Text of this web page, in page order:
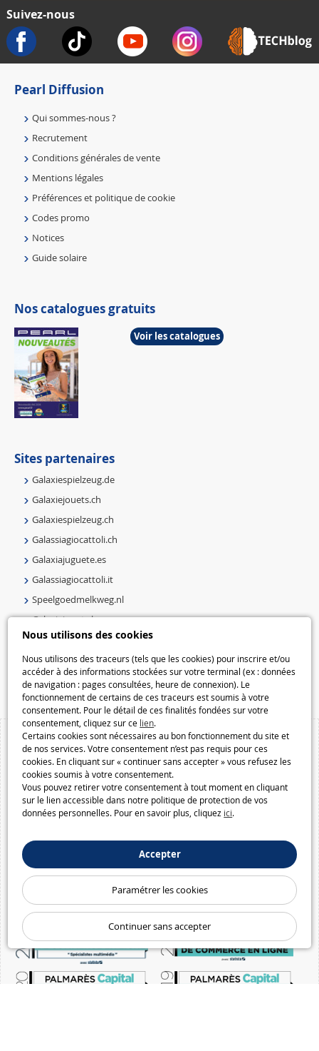
Nous utilisons des cookies
Nous utilisons des traceurs (tels que les cookies) pour inscrire et/ou
accéder à des informations stockées sur votre terminal (ex : données
de navigation : pages consultées, heure de connexion). Le
fonctionnement de certains de ces traceurs est soumis à votre
consentement. Pour le détail de ces finalités fondées sur votre
consentement, cliquez sur ce lien.
Certains cookies sont nécessaires au bon fonctionnement du site et
de nos services. Votre consentement n’est pas requis pour ces
cookies. En cliquant sur « continuer sans accepter » vous refusez les
cookies soumis à votre consentement.
Vous pouvez retirer votre consentement à tout moment en cliquant
sur le lien accessible dans notre politique de protection de vos
données personnelles. Pour en savoir plus, cliquez ici.
Accepter
Paramétrer les cookies
Continuer sans accepter
Suivez-nous
Pearl Diffusion
Qui sommes-nous ?
Recrutement
Conditions générales de vente
Mentions légales
Préférences et politique de cookie
Codes promo
Notices
Guide solaire
Nos catalogues gratuits
Voir les catalogues
Sites partenaires
Galaxiespielzeug.de
Galaxiejouets.ch
Galaxiespielzeug.ch
Galassiagiocattoli.ch
Galaxiajuguete.es
Galassiagiocattoli.it
Speelgoedmelkweg.nl
Galaxiejouets.be
Galaxiespielzeug.be
Speelgoedmelkweg.be
Macway.com